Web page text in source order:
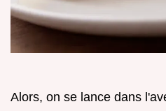
Alors, on se lance dans